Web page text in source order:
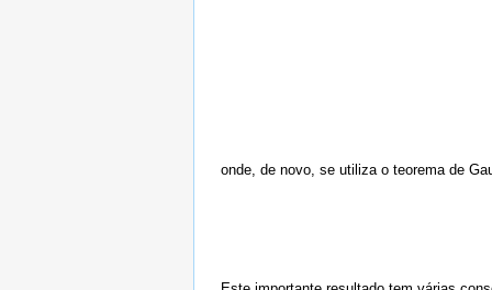
onde, de novo, se utiliza o teorema de